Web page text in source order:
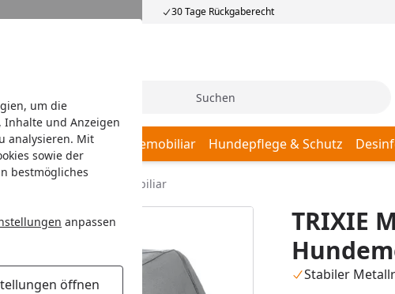
um die
Inhalte und Anzeigen
analysieren. Mit
sowie der
bestmögliches
anpassen
öffnen
30 Tage Rückgaberecht
Suche
Hundemobiliar Hundepflege & Schutz
Kennel Easy Hundemobiliar
TRIXIE
Stabiler